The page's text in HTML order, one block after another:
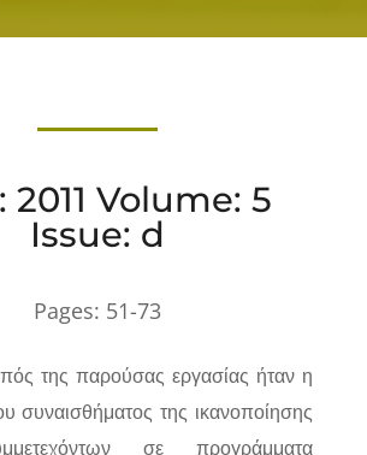
2011 Volume: 5
Issue: d
Pages: 51-73
της παρούσας εργασίας ήταν η
συναισθήματος της ικανοποίησης
σε προγράμματα